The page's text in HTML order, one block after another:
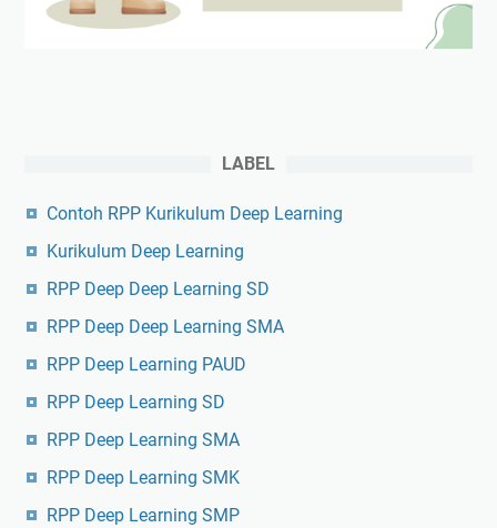
LABEL
Contoh RPP Kurikulum Deep Learning
Kurikulum Deep Learning
RPP Deep Deep Learning SD
RPP Deep Deep Learning SMA
RPP Deep Learning PAUD
RPP Deep Learning SD
RPP Deep Learning SMA
RPP Deep Learning SMK
RPP Deep Learning SMP